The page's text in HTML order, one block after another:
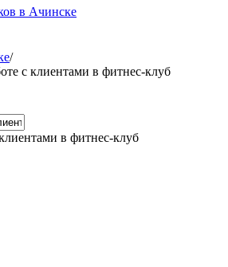
в Ачинске
/
с клиентами в фитнес-клуб
в фитнес-клуб